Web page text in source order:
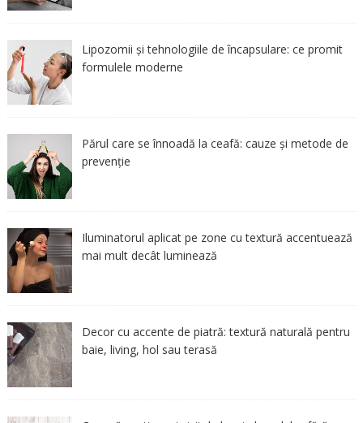
Lipozomii și tehnologiile de încapsulare: ce promit
formulele moderne
Părul care se înnoadă la ceafă: cauze și metode de
prevenție
Iluminatorul aplicat pe zone cu textură accentuează
mai mult decât luminează
Decor cu accente de piatră: textură naturală pentru
baie, living, hol sau terasă